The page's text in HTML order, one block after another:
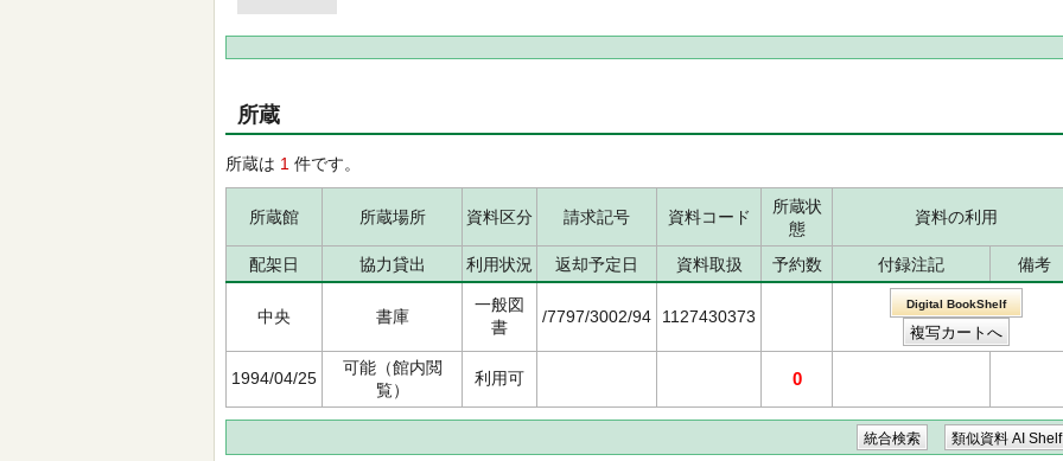
所蔵
所蔵は 1 件です。
所蔵館 所蔵場所 資料区分 請求記号 資料コード
所蔵状
態
資料の利用
配架日 協力貸出 利用状況 返却予定日 資料取扱 予約数 付録注記 備考
中央 書庫
一般図
書
/7797/3002/94 1127430373
Digital BookShelf
1994/04/25
可能（館内閲
覧）
利用可 0